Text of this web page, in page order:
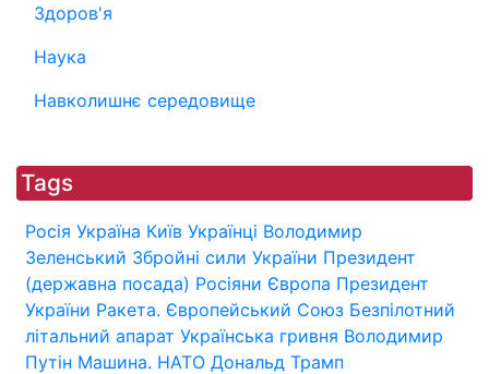
Здоров'я
Наука
Навколишнє середовище
Tags
Росія Україна Київ Українці Володимир
Зеленський Збройні сили України Президент
(державна посада) Росіяни Європа Президент
України Ракета. Європейський Союз Безпілотний
літальний апарат Українська гривня Володимир
Путін Машина. НАТО Дональд Трамп